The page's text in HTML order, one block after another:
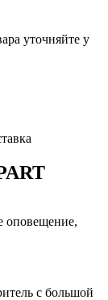
уточняйте у
оповещение,
с большой